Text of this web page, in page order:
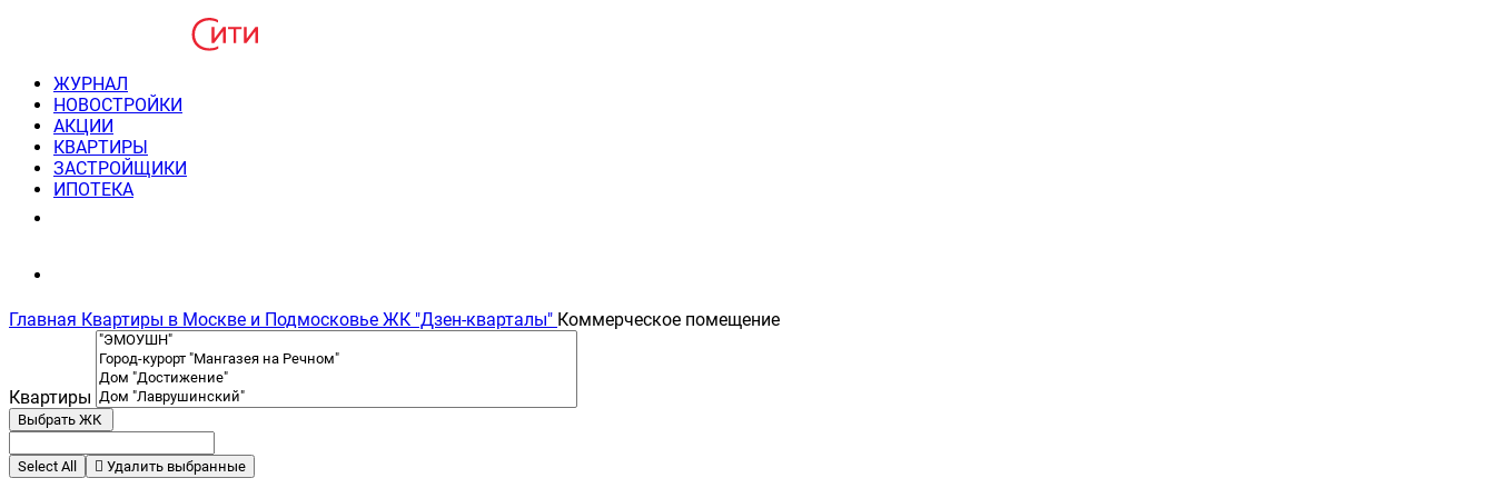
ЖУРНАЛ
НОВОСТРОЙКИ
АКЦИИ
КВАРТИРЫ
ЗАСТРОЙЩИКИ
ИПОТЕКА
Главная Квартиры в Москве и Подмосковье ЖК "Дзен-кварталы" Коммерческое помещение
Квартиры
Выбрать ЖК
Select All Удалить выбранные